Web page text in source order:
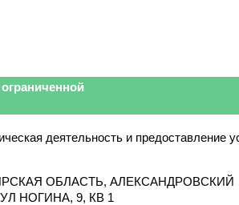
деятельность и предоставление
ОБЛАСТЬ, АЛЕКСАНДРОВСКИЙ
НОГИНА, 9, КВ 1